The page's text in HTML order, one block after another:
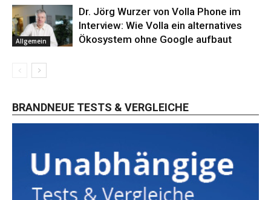
Allgemein
Dr. Jörg Wurzer von Volla Phone im
Interview: Wie Volla ein alternatives
Ökosystem ohne Google aufbaut
BRANDNEUE TESTS & VERGLEICHE